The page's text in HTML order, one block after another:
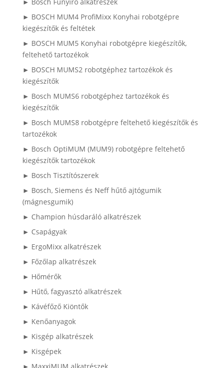
► Bosch Fűnyíró alkatrészek
► BOSCH MUM4 ProfiMixx Konyhai robotgépre
kiegészítők és feltétek
► BOSCH MUM5 Konyhai robotgépre kiegészítők,
feltehető tartozékok
► BOSCH MUMS2 robotgéphez tartozékok és
kiegészítők
► Bosch MUMS6 robotgéphez tartozékok és
kiegészítők
► Bosch MUMS8 robotgépre feltehető kiegészítők és
tartozékok
► Bosch OptiMUM (MUM9) robotgépre feltehető
kiegészítők tartozékok
► Bosch Tisztítószerek
► Bosch, Siemens és Neff hűtő ajtógumik
(mágnesgumik)
► Champion húsdaráló alkatrészek
► Csapágyak
► ErgoMixx alkatrészek
► Főzőlap alkatrészek
► Hőmérők
► Hűtő, fagyasztó alkatrészek
► Kávéfőző Kiöntők
► Kenőanyagok
► Kisgép alkatrészek
► Kisgépek